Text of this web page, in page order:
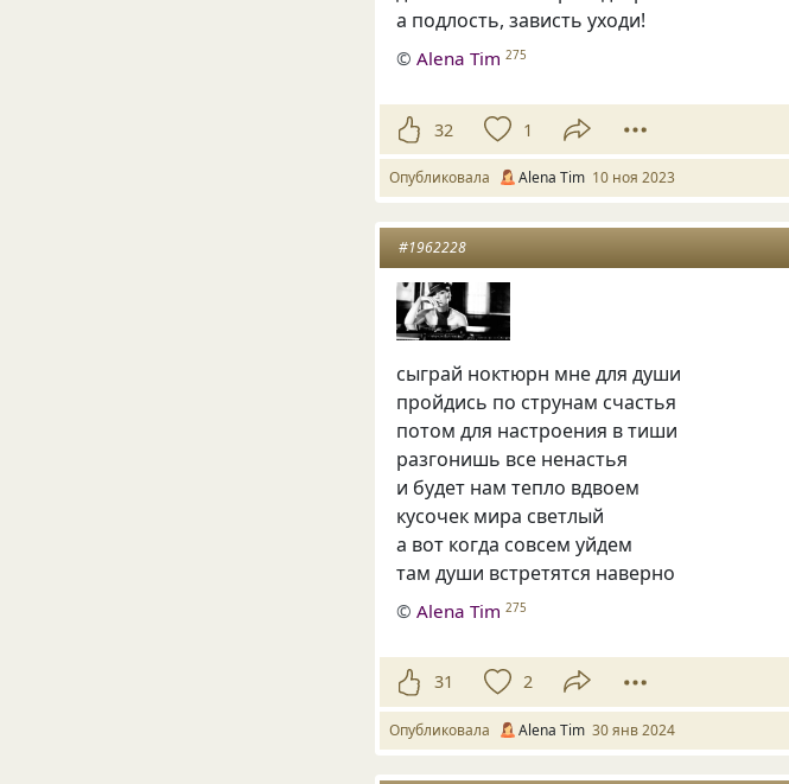
а подлость, зависть уходи!
©Alena Tim 275
32 1
Опубликовала Alena Tim 10 ноя 2023
#1962228
сыграй ноктюрн мне для души
пройдись по струнам счастья
потом для настроения в тиши
разгонишь все ненастья
и будет нам тепло вдвоем
кусочек мира светлый
а вот когда совсем уйдем
там души встретятся наверно
©Alena Tim 275
31 2
Опубликовала Alena Tim 30 янв 2024